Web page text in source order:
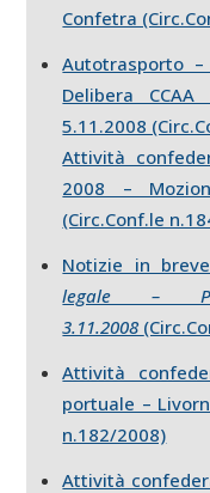
Confetra
Autotrasporto
Delibera
5.11.2008
Attività
2008 –
(Circ.Conf.le
Notizie in
legale –
3.11.2008
Attività
portuale –
n.182/2008)
Attività